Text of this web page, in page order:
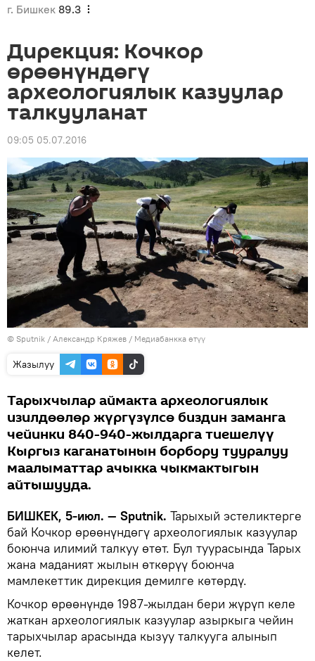
г. Бишкек 89.3
Дирекция: Кочкор
өрөөнүндөгү
археологиялык казуулар
талкууланат
09:05 05.07.2016
© Sputnik / Александр Кряжев / Медиабанкка өтүү
Жазылуу
Тарыхчылар аймакта археологиялык
изилдөөлөр жүргүзүлсө биздин заманга
чейинки 840-940-жылдарга тиешелүү
Кыргыз каганатынын борбору тууралуу
маалыматтар ачыкка чыкмактыгын
айтышууда.
БИШКЕК, 5-июл. — Sputnik. Тарыхый эстеликтерге
бай Кочкор өрөөнүндөгү археологиялык казуулар
боюнча илимий талкуу өтөт. Бул туурасында Тарых
жана маданият жылын өткөрүү боюнча
мамлекеттик дирекция демилге көтөрдү.
Кочкор өрөөнүндө 1987-жылдан бери жүрүп келе
жаткан археологиялык казуулар азыркыга чейин
тарыхчылар арасында кызуу талкууга алынып
келет.